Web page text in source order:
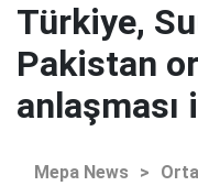
Türkiye,
Pakistan
anlaşması
Mepa News >